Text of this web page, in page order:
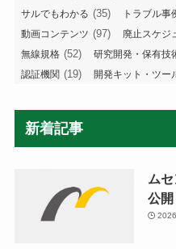
サルでもわかる (35) トラブル事
動画コンテンツ (97) 廃止スケジ
無線規格 (52) 研究開発・保有技
認証機関 (19) 開発キット・ツー
新着記事
ム
公